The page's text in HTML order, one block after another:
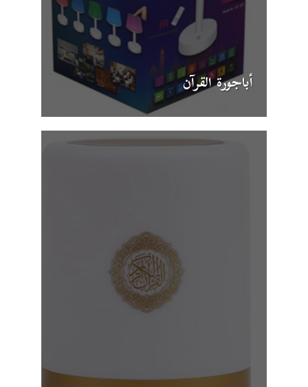
أباجورة القرآن